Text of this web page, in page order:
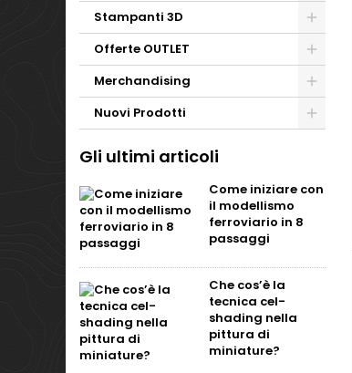
Stampanti 3D
Offerte OUTLET
Merchandising
Nuovi Prodotti
Gli ultimi articoli
Come iniziare con
il modellismo
ferroviario in 8
passaggi
Che cos’è la
tecnica cel-
shading nella
pittura di
miniature?